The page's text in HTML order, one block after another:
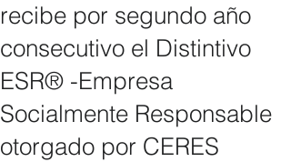
recibe por segundo año
consecutivo el Distintivo
ESR® -Empresa
Socialmente Responsable
otorgado por CERES